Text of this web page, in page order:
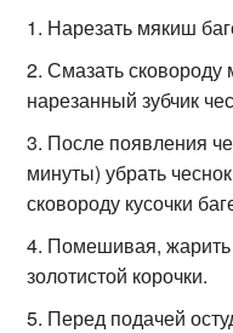
Нарезать мякиш
Смазать сковороду
нарезанный зубчик
После появления
минуты) убрать
сковороду кусочки
Помешивая, жарить
золотистой корочки.
Перед подачей